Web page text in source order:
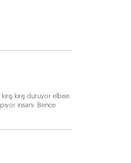
kırış duruyor elbise.
insanı. Bence